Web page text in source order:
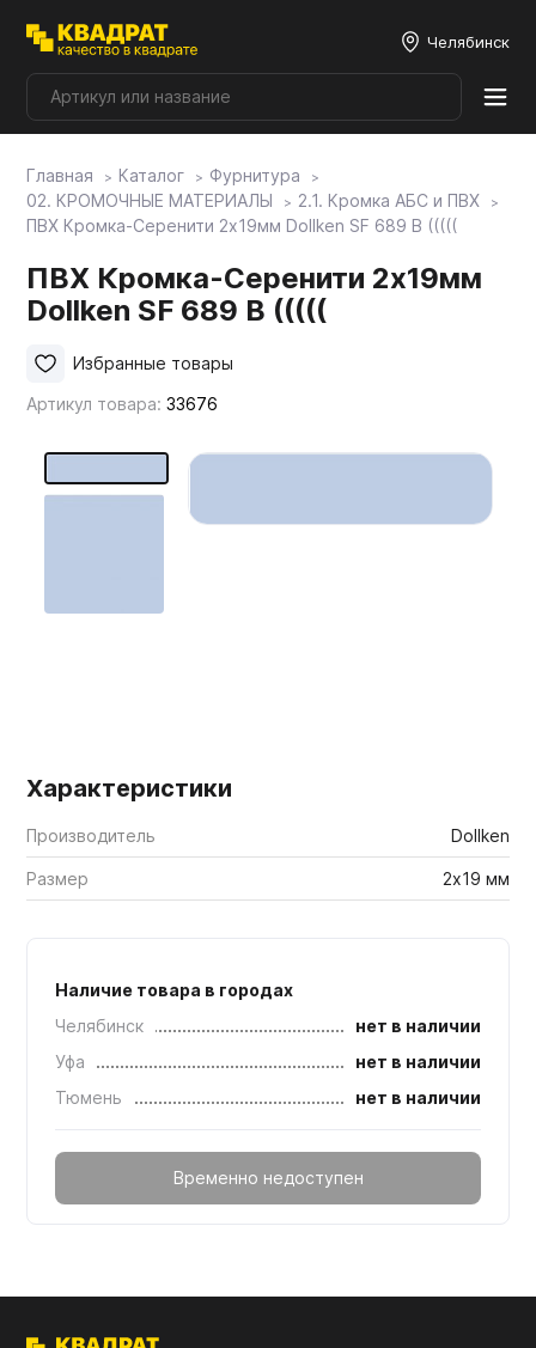
Челябинск
Плитные материалы
Мой ЭГГЕР
Фасады
Главная Каталог
Фурнитура
02. КРОМОЧНЫЕ МАТЕРИАЛЫ
2.1. Кромка АБС и ПВХ
ПВХ Кромка-Серенити 2х19мм Dollken SF 689 B (((((
ПВХ Кромка-Серенити 2х19мм
Dollken SF 689 B (((((
Артикул товара:33676
Избранные товары
Характеристики
Производитель Dollken
Размер 2х19 мм
Наличие товара в городах
Челябинск
нет в наличии
Уфа
нет в наличии
Тюмень
нет в наличии
Временно недоступен